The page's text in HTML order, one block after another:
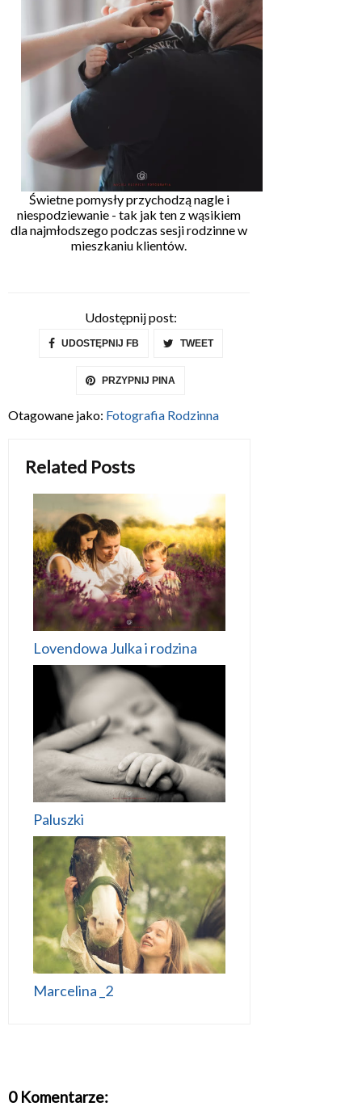
Świetne pomysły przychodzą nagle i
niespodziewanie - tak jak ten z wąsikiem
dla najmłodszego podczas sesji rodzinne w
mieszkaniu klientów.
Udostępnij post:
UDOSTĘPNIJ FB TWEET
PRZYPNIJ PINA
Otagowane jako: Fotografia Rodzinna
Related Posts
Lovendowa Julka i rodzina
Paluszki
Marcelina _2
0 Komentarze: